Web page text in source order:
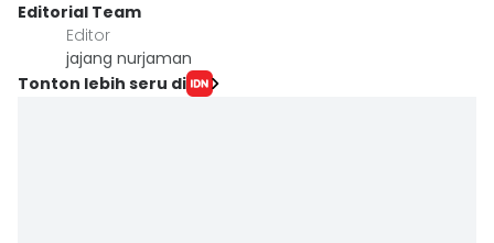
Editorial Team
Editor
jajang nurjaman
Tonton lebih seru di